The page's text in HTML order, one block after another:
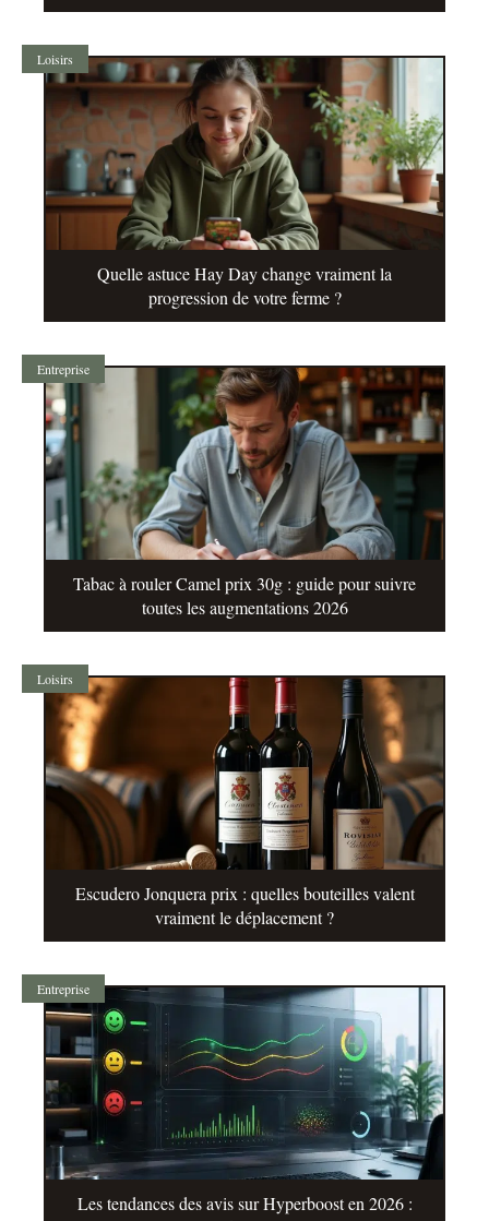
Loisirs
Quelle astuce Hay Day change vraiment la
progression de votre ferme ?
Entreprise
Tabac à rouler Camel prix 30g : guide pour suivre
toutes les augmentations 2026
Loisirs
Escudero Jonquera prix : quelles bouteilles valent
vraiment le déplacement ?
Entreprise
Les tendances des avis sur Hyperboost en 2026 :